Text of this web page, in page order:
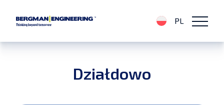
PL
Działdowo